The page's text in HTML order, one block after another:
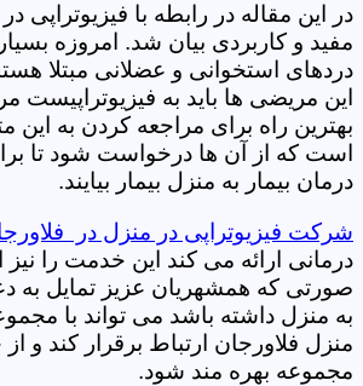
در این مقاله در رابطه با فیزیوتراپی
مفید و کاربردی بیان شد. امروزه
دردهای استخوانی و عضلانی مبتلا
این مریضی ها باید به فیزیوتراپیست
بهترین راه برای مراجعه کردن به این
است که از آن ها درخواست شود تا
درمان بیمار به منزل بیمار بیایند.
شرکت فیزیوتراپی در منزل در
درمانی ارائه می کند این خدمت را نیز
صورتی که همشهریان عزیز تمایل به
به منزل داشته باشد می تواند با
منزل فلاورجان ارتباط برقرار کند و
مجموعه بهره مند شود.